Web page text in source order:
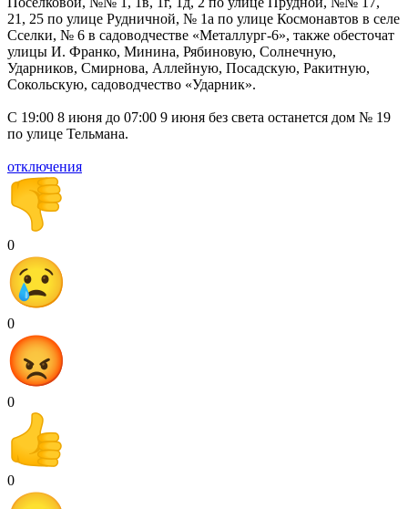
21, 25 по улице Рудничной, № 1а по улице Космонавтов в селе
Сселки, № 6 в садоводчестве «Металлург-6», также обесточат
улицы И. Франко, Минина, Рябиновую, Солнечную,
Ударников, Смирнова, Аллейную, Посадскую, Ракитную,
Сокольскую, садоводчество «Ударник».
С 19:00 8 июня до 07:00 9 июня без света останется дом № 19
по улице Тельмана.
отключения
0
0
0
0